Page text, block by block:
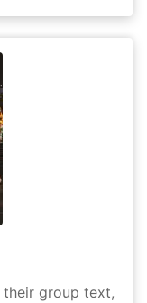
group text,